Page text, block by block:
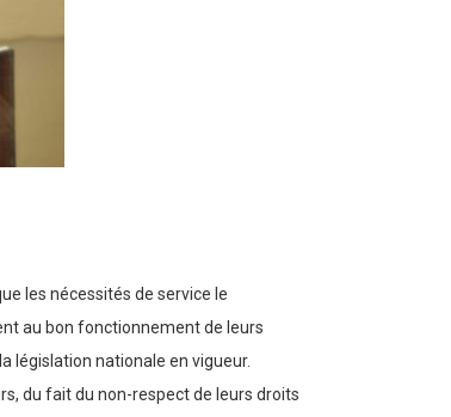
les nécessités de service le
au bon fonctionnement de leurs
législation nationale en vigueur.
du fait du non-respect de leurs droits